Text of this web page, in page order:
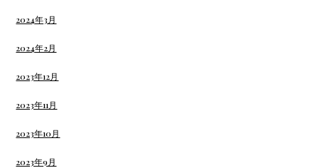
2024年3月
2024年2月
2023年12月
2023年11月
2023年10月
2023年9月